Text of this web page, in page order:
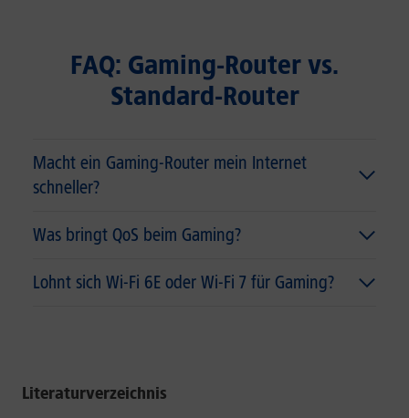
FAQ: Gaming-Router vs.
Standard-Router
Macht ein Gaming-Router mein Internet
schneller?
Was bringt QoS beim Gaming?
Lohnt sich Wi-Fi 6E oder Wi-Fi 7 für Gaming?
Literaturverzeichnis